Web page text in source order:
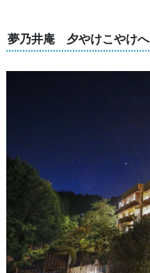
夢乃井庵 夕やけこやけへ